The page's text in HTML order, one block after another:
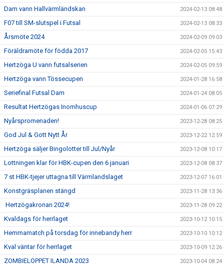
Dam vann Hallvärmländskan 2024-02-13 08:48
F07 till SM-slutspel i Futsal 2024-02-13 08:33
Årsmöte 2024 2024-02-09 09:03
Föräldramöte för födda 2017 2024-02-05 15:43
Hertzöga U vann futsalserien 2024-02-05 09:59
Hertzöga vann Tössecupen 2024-01-28 16:58
Seriefinal Futsal Dam 2024-01-24 08:05
Resultat Hertzögas Inomhuscup 2024-01-06 07:29
Nyårspromenaden! 2023-12-28 08:25
God Jul & Gott Nytt År 2023-12-22 12:59
Hertzöga säljer Bingolotter till Jul/Nyår 2023-12-08 10:17
Lottningen klar för HBK-cupen den 6 januari 2023-12-08 08:37
7 st HBK-tjejer uttagna till Värmlandslaget 2023-12-07 16:01
Konstgräsplanen stängd 2023-11-28 13:36
Hertzögakronan 2024! 2023-11-28 09:22
Kvaldags för herrlaget 2023-10-12 10:15
Hemmamatch på torsdag för innebandy herr 2023-10-10 10:12
Kval väntar för herrlaget 2023-10-09 12:26
ZOMBIELOPPET ILANDA 2023 2023-10-04 08:24